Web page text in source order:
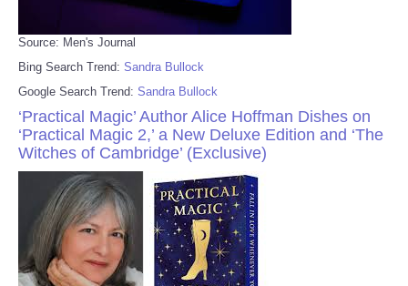
Source: Men's Journal
Bing Search Trend: Sandra Bullock
Google Search Trend: Sandra Bullock
‘Practical Magic’ Author Alice Hoffman Dishes on
‘Practical Magic 2,’ a New Deluxe Edition and ‘The
Witches of Cambridge’ (Exclusive)